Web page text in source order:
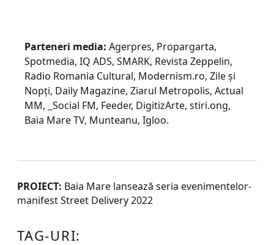
Parteneri media: Agerpres, Propargarta,
Spotmedia, IQ ADS, SMARK, Revista Zeppelin,
Radio Romania Cultural, Modernism.ro, Zile și
Nopți, Daily Magazine, Ziarul Metropolis, Actual
MM, Social FM, Feeder, DigitizArte, stiri.ong,
Baia Mare TV, Munteanu, Igloo.
PROIECT: Baia Mare lansează seria evenimentelor-
manifest Street Delivery 2022
TAG-URI: